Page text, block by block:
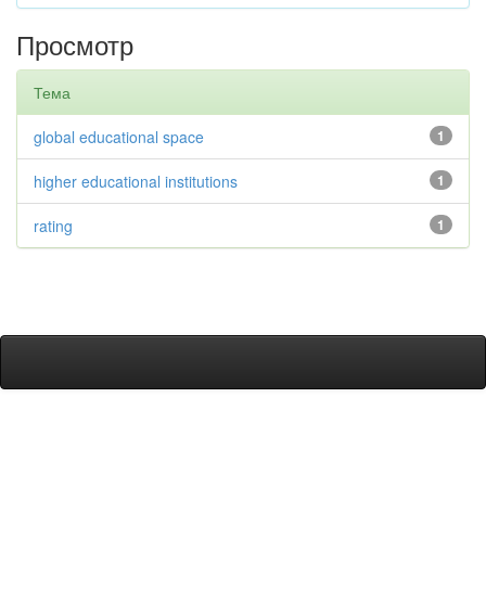
Просмотр
Тема
1
global educational space
1
higher educational institutions
1
rating